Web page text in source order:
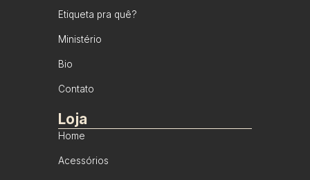
Etiqueta pra quê?
Ministério
Bio
Contato
Loja
Home
Acessórios